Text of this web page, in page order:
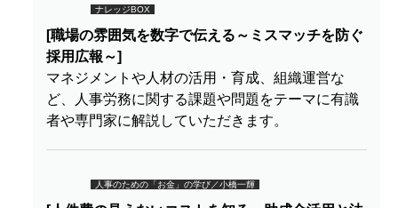
ナレッジBOX
[職場の雰囲気を数字で伝える～ミスマッチを防ぐ
採用広報～]
マネジメントや人材の活用・育成、組織運営な
ど、人事労務に関する課題や問題をテーマに有識
者や専門家に解説していただきます。
人事のための「お金」の学び／小橋一輝